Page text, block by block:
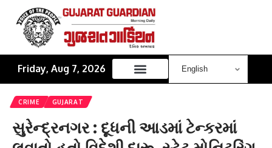
Friday, Aug 7, 2026
CRIME GUJARAT
સુરેન્દ્રનગર : દૂધની આડમાં ટેન્કરમાં